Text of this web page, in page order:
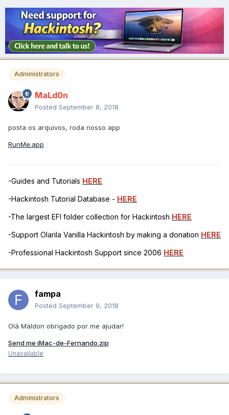
Administrators
MaLd0n
Posted September 8, 2018
posta os arquivos, roda nosso app
RunMe.app
-Guides and Tutorials HERE
-Hackintosh Tutorial Database - HERE
-The largest EFI folder collection for Hackintosh HERE
-Support Olarila Vanilla Hackintosh by making a donation HERE
-Professional Hackintosh Support since 2006 HERE
fampa
Posted September 9, 2018
Olá Maldon obrigado por me ajudar!
Send me iMac-de-Fernando.zip
Unavailable
Administrators